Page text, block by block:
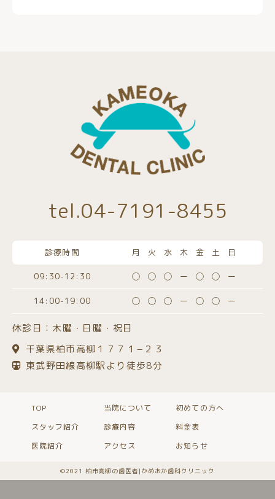
tel.04-7191-8455
診療時間 月火水木金土日
09:30-12:30 ◯◯◯ー◯◯ー
14:00-19:00 ◯◯◯ー◯◯ー
休診日：木曜・日曜・祝日
千葉県柏市高柳１７７１−２３
東武野田線高柳駅より徒歩8分
TOP 当院について
初めての方へ
スタッフ紹介
診療内容
料金表
医院紹介
アクセス お知らせ
©️2021 柏市高柳の歯医者|かめおか歯科クリニック